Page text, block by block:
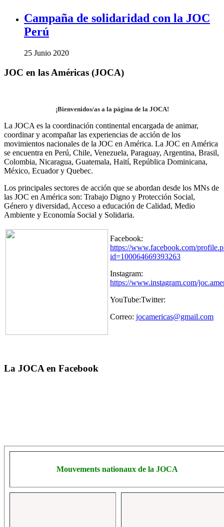
Campaña de solidaridad con la JOC
Perú
25 Junio 2020
JOC en las Américas (JOCA)
¡Bienvenidos/as a la página de la JOCA!
La JOCA es la coordinación continental encargada de animar,
coordinar y acompañar las experiencias de acción de los
movimientos nacionales de la JOC en América. La JOC en América
se encuentra en Perú, Chile, Venezuela, Paraguay, Argentina, Brasil,
Colombia, Nicaragua, Guatemala, Haití, República Dominicana,
México, Ecuador y Quebec.
Los principales sectores de acción que se abordan desde los MNs de
las JOC en América son: Trabajo Digno y Protección Social,
Género y diversidad, Acceso a educación de Calidad, Medio
Ambiente y Economía Social y Solidaria.
Facebook:
https://www.facebook.com/
id=100064669393263
Instagram:
https://www.instagram.com/
YouTube:Twitter:
Correo: jocamericas@gmail.com
La JOCA en Facebook
Mouvements nationaux de la JOCA